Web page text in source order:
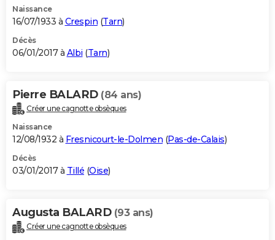
Naissance
16/07/1933 à Crespin (Tarn)
Décès
06/01/2017 à Albi (Tarn)
Pierre BALARD (84 ans)
Créer une cagnotte obsèques
Naissance
12/08/1932 à Fresnicourt-le-Dolmen (Pas-de-Calais)
Décès
03/01/2017 à Tillé (Oise)
Augusta BALARD (93 ans)
Créer une cagnotte obsèques